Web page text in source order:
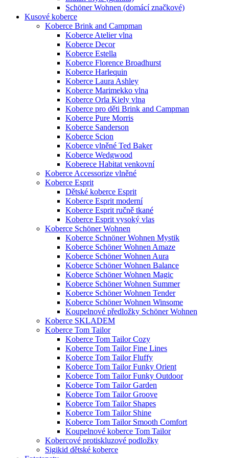
Schöner Wohnen (domácí značkové)
Kusové koberce
Koberce Brink and Campman
Koberce Atelier vlna
Koberce Decor
Koberce Estella
Koberce Florence Broadhurst
Koberce Harlequin
Koberce Laura Ashley
Koberce Marimekko vlna
Koberce Orla Kiely vlna
Koberce pro děti Brink and Campman
Koberce Pure Morris
Koberce Sanderson
Koberce Scion
Koberce vlněné Ted Baker
Koberce Wedgwood
Koberece Habitat venkovní
Koberce Accessorize vlněné
Koberce Esprit
Dětské koberce Esprit
Koberce Esprit moderní
Koberce Esprit ručně tkané
Koberce Esprit vysoký vlas
Koberce Schöner Wohnen
Koberce Schnöner Wohnen Mystik
Koberce Schöner Wohnen Amaze
Koberce Schöner Wohnen Aura
Koberce Schöner Wohnen Balance
Koberce Schöner Wohnen Magic
Koberce Schöner Wohnen Summer
Koberce Schöner Wohnen Tender
Koberce Schöner Wohnen Winsome
Koupelnové předložky Schöner Wohnen
Koberce SKLADEM
Koberce Tom Tailor
Koberce Tom Tailor Cozy
Koberce Tom Tailor Fine Lines
Koberce Tom Tailor Fluffy
Koberce Tom Tailor Funky Orient
Koberce Tom Tailor Funky Outdoor
Koberce Tom Tailor Garden
Koberce Tom Tailor Groove
Koberce Tom Tailor Shapes
Koberce Tom Tailor Shine
Koberce Tom Tailor Smooth Comfort
Koupelnové koberce Tom Tailor
Kobercové protiskluzové podložky
Sigikid dětské koberce